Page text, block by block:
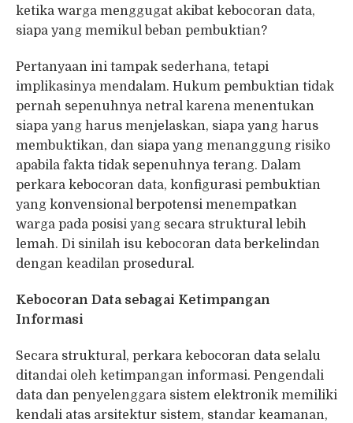
ketika warga menggugat akibat kebocoran data,
siapa yang memikul beban pembuktian?
Pertanyaan ini tampak sederhana, tetapi
implikasinya mendalam. Hukum pembuktian tidak
pernah sepenuhnya netral karena menentukan
siapa yang harus menjelaskan, siapa yang harus
membuktikan, dan siapa yang menanggung risiko
apabila fakta tidak sepenuhnya terang. Dalam
perkara kebocoran data, konfigurasi pembuktian
yang konvensional berpotensi menempatkan
warga pada posisi yang secara struktural lebih
lemah. Di sinilah isu kebocoran data berkelindan
dengan keadilan prosedural.
Kebocoran Data sebagai Ketimpangan
Informasi
Secara struktural, perkara kebocoran data selalu
ditandai oleh ketimpangan informasi. Pengendali
data dan penyelenggara sistem elektronik memiliki
kendali atas arsitektur sistem, standar keamanan,